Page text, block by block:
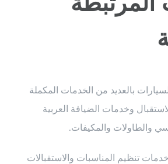
بالعديد من الخدمات المكملة
وخدمات الضيافة العربية
والطاولات والمكيفات.
تنظيم المناسبات والاستقبالات